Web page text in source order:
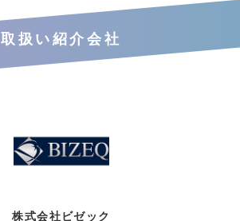
取扱い紹介会社
株式会社ビゼック